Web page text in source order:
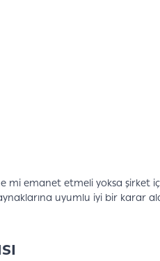
mi emanet etmeli yoksa şirket
uyumlu iyi bir karar